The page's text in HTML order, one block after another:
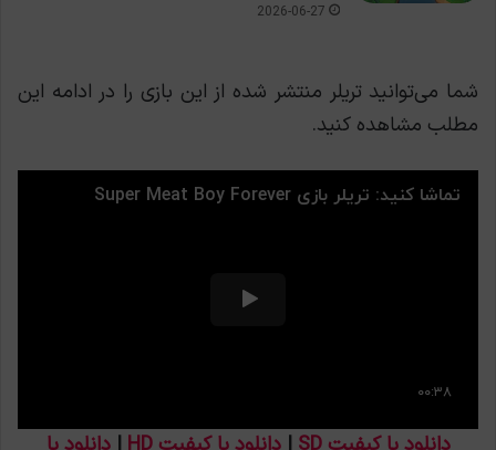
2026-06-27
شما می‌توانید تریلر منتشر شده از این بازی را در ادامه این
مطلب مشاهده کنید.